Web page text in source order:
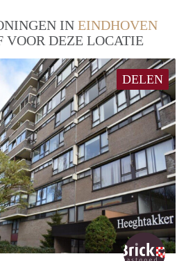
IN EINDHOVEN
VOOR DEZE LOCATIE
DELEN
Brick